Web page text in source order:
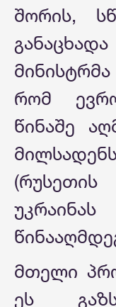
შორის,
რომ
წინაშე
მთელი
ეს